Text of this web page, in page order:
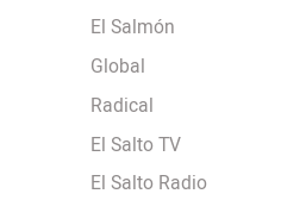
El Salmón
Global
Radical
El Salto TV
El Salto Radio